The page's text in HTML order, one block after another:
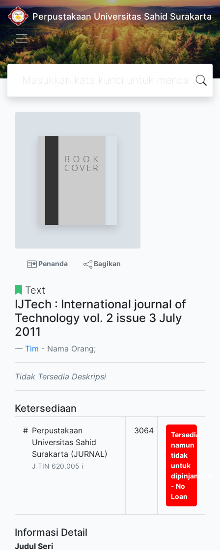
Perpustakaan Universitas Sahid Surakarta
Penanda Bagikan
Text
IJTech : International journal of
Technology vol. 2 issue 3 July
2011
Tim - Nama Orang;
Tidak Tersedia Deskripsi
Ketersediaan
# Perpustakaan
Universitas Sahid
Surakarta (JURNAL)
J TIN 620.005 i
3064
Tersedia
namun
tidak
untuk
dipinjamkan
- No
Loan
Informasi Detail
Judul Seri